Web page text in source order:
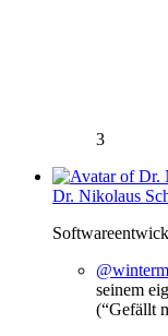
3
Dr. Nikolaus
seinem
(“Gefällt